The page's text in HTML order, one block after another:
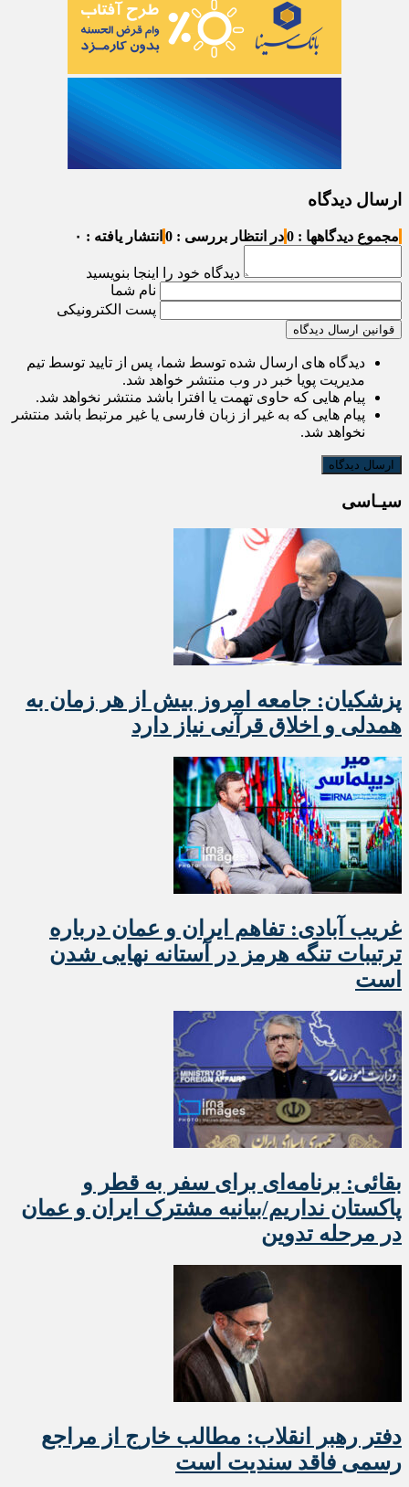
ارسال دیدگاه
مجموع دیدگاهها : 0 در انتظار بررسی : 0 انتشار یافته : ۰
دیدگاه خود را اینجا بنویسید
نام شما
پست الکترونیکی
قوانین ارسال دیدگاه
دیدگاه های ارسال شده توسط شما، پس از تایید توسط تیم
مدیریت پویا خبر در وب منتشر خواهد شد.
پیام هایی که حاوی تهمت یا افترا باشد منتشر نخواهد شد.
پیام هایی که به غیر از زبان فارسی یا غیر مرتبط باشد منتشر
نخواهد شد.
سیـاسی
پزشکیان: جامعه امروز بیش از هر زمان به
همدلی و اخلاق قرآنی نیاز دارد
غریب آبادی: تفاهم ایران و عمان درباره
ترتیبات تنگه هرمز در آستانه نهایی شدن
است
بقائی: برنامه‌ای برای سفر به قطر و
پاکستان نداریم/بیانیه مشترک ایران و عمان
در مرحله تدوین
دفتر رهبر انقلاب: مطالب خارج از مراجع
رسمی فاقد سندیت است